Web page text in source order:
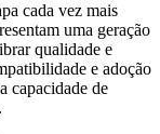
cada vez mais
uma geração
qualidade e
e adoção
capacidade de